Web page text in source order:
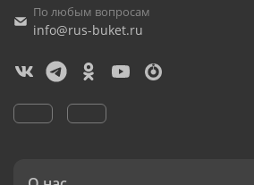
По любым вопросам
info@rus-buket.ru